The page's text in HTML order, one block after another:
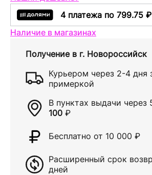
4 платежа по 799.75 ₽
Наличие в магазинах
Получение в г. Новороссийск
Курьером через 2-4 дня
примеркой
В пунктах выдачи через
100 ₽
Бесплатно от 10 000 ₽
Расширенный срок
дней